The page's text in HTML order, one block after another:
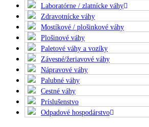
Laboratórne / zlatnícke váhy
Zdravotnícke váhy
Mostíkové / plošinkové váhy
Plošinové váhy
Paletové váhy a vozíky
Závesné/žeriavové váhy
Nápravové váhy
Palubné váhy
Cestné váhy
Príslušenstvo
Odpadové hospodárstvo